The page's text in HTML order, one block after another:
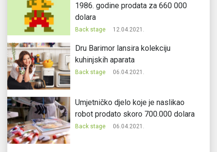
1986. godine prodata za 660 000
dolara
Back stage 12.04.2021.
Dru Barimor lansira kolekciju
kuhinjskih aparata
Back stage 06.04.2021.
Umjetničko djelo koje je naslikao
robot prodato skoro 700.000 dolara
Back stage 06.04.2021.